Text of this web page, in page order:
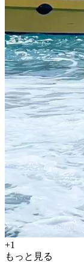
+1
もっと見る